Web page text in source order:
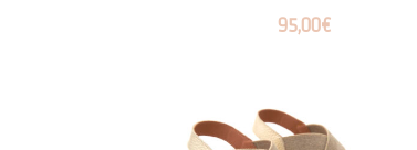
95,00€